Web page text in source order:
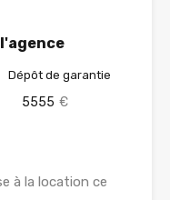
Dépôt de garantie
5555 €
à la location ce